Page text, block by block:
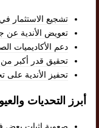
تشجيع الاستثمار في
تعويض الأندية عن
دعم الأكاديميات
تحقيق قدر أكبر من
تحفيز الأندية على
أبرز التحديات